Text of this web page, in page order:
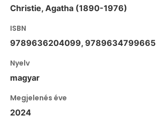
Christie, Agatha (1890-1976)
ISBN
9789636204099, 9789634799665
Nyelv
magyar
Megjelenés éve
2024